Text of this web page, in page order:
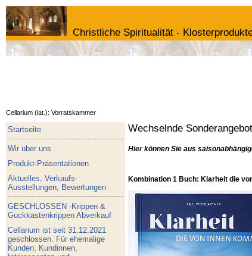
Christliche Spiritualität -
Cellarium (lat.): Vorratskammer
Startseite
Wir über uns
Produkt-Präsentationen
Aktuelles, Verkaufs-
Ausstellungen, Bewertungen
GESCHLOSSEN -Krippen &
Guckkastenkrippen Abverkauf
Cellarium ist seit 31.12.2021
geschlossen. Für ehemalige
Kunden, Kundinnen,
Wechselnde
Hier können Sie aus
Kombination 1 Buch: Klarheit die